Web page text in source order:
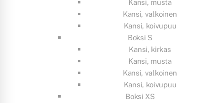
Kansi, musta
Kansi, valkoinen
Kansi, koivupuu
Boksi S
Kansi, kirkas
Kansi, musta
Kansi, valkoinen
Kansi, koivupuu
Boksi XS